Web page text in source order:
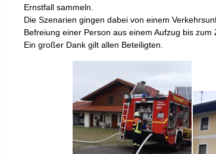
Ernstfall sammeln.
Die Szenarien gingen dabei von einem
Befreiung einer Person aus einem Aufzug bis zum
Ein großer Dank gilt allen Beteiligten.